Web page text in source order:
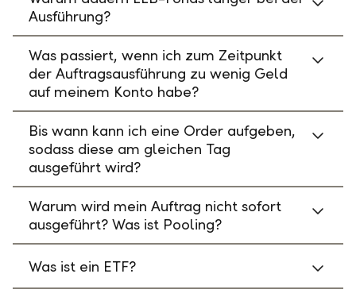
Ausführung?
Was passiert, wenn ich zum Zeitpunkt
der Auftragsausführung zu wenig Geld
auf meinem Konto habe?
Bis wann kann ich eine Order aufgeben,
sodass diese am gleichen Tag
ausgeführt wird?
Warum wird mein Auftrag nicht sofort
ausgeführt? Was ist Pooling?
Was ist ein ETF?